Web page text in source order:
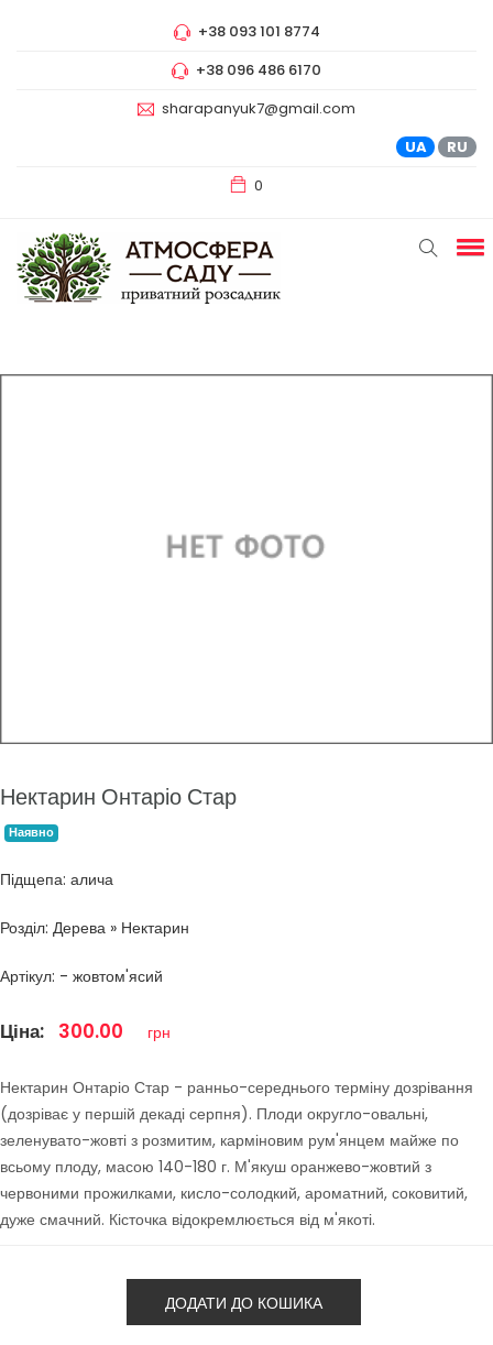
+38 093 101 8774
+38 096 486 6170
sharapanyuk7@gmail.com
UA
RU
0
Нектарин Онтаріо Стар
Наявно
Підщепа: алича
Розділ: Дерева » Нектарин
Артікул: - жовтом'ясий
Ціна: 300.00 грн
Нектарин Онтаріо Стар - ранньо-середнього терміну дозрівання
(дозріває у першій декаді серпня). Плоди округло-овальні,
зеленувато-жовті з розмитим, карміновим рум'янцем майже по
всьому плоду, масою 140-180 г. М'якуш оранжево-жовтий з
червоними прожилками, кисло-солодкий, ароматний, соковитий,
дуже смачний. Кісточка відокремлюється від м'якоті.
ДОДАТИ ДО КОШИКА